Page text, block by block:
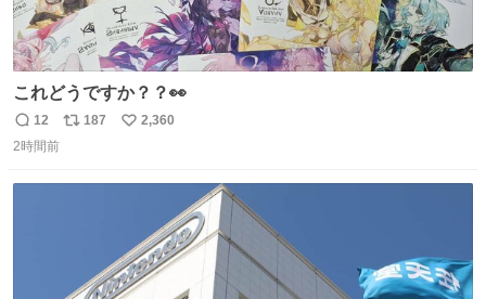
これどうですか？？👀
返
信
12
リ
187
い
2,360
2時間前